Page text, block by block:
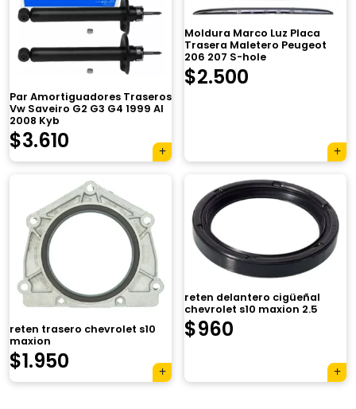
Par Amortiguadores Traseros
Vw Saveiro G2 G3 G4 1999 Al
2008 Kyb
El
precio
original
era:
$4.850.
$3.610
precio
actual
es:
$3.610.
Moldura Marco Luz Placa
Trasera Maletero Peugeot
206 207 S-hole
$2.500
reten trasero chevrolet s10
maxion
$1.950
reten delantero cigüeñal
chevrolet s10 maxion 2.5
$960
×
Tu carrito está vacío.